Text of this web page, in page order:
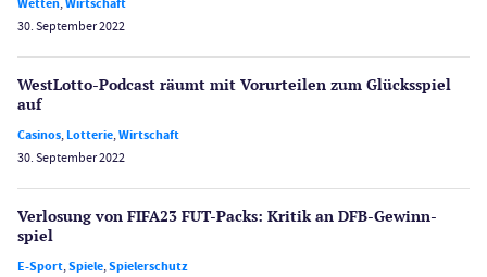
Wetten,Wirtschaft
30. September 2022
WestLotto-Podcast räumt mit Vorurteilen zum Glücksspiel
auf
Casinos,Lotterie,Wirtschaft
30. September 2022
Verlosung von FIFA23 FUT-Packs: Kritik an DFB-Gewinn­
spiel
E-Sport,Spiele,Spielerschutz